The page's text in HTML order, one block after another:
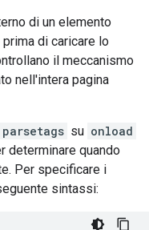
di un elemento
di caricare lo
il meccanismo
nell'intera pagina
parsetags su onload
determinare quando
Per specificare i
sintassi: